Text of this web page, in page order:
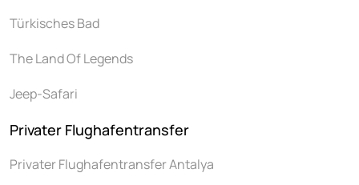
Türkisches Bad
The Land Of Legends
Jeep-Safari
Privater Flughafentransfer
Privater Flughafentransfer Antalya